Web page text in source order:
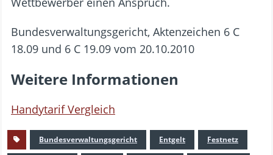
Bundesverwaltungsgericht, Aktenzeichen 6 C
18.09 und 6 C 19.09 vom 20.10.2010
Weitere Informationen
Handytarif Vergleich
Bundesverwaltungsgericht Entgelt Festnetz